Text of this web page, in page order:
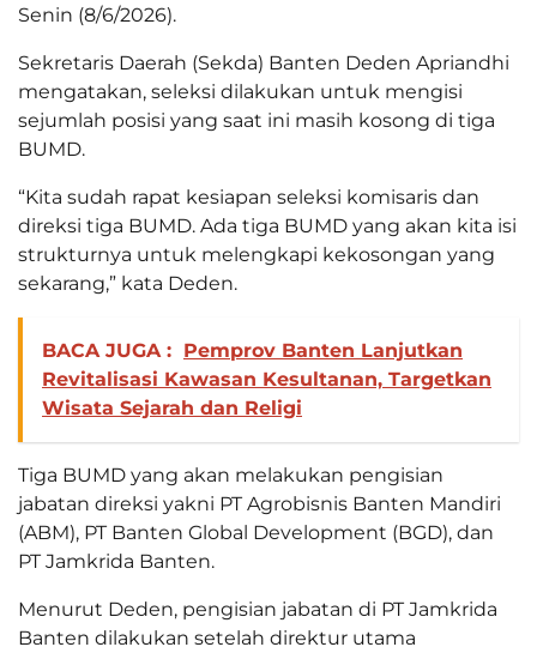
Senin (8/6/2026).
Sekretaris Daerah (Sekda) Banten Deden Apriandhi
mengatakan, seleksi dilakukan untuk mengisi
sejumlah posisi yang saat ini masih kosong di tiga
BUMD.
“Kita sudah rapat kesiapan seleksi komisaris dan
direksi tiga BUMD. Ada tiga BUMD yang akan kita isi
strukturnya untuk melengkapi kekosongan yang
sekarang,” kata Deden.
BACA JUGA : Pemprov Banten Lanjutkan
Revitalisasi Kawasan Kesultanan, Targetkan
Wisata Sejarah dan Religi
Tiga BUMD yang akan melakukan pengisian
jabatan direksi yakni PT Agrobisnis Banten Mandiri
(ABM), PT Banten Global Development (BGD), dan
PT Jamkrida Banten.
Menurut Deden, pengisian jabatan di PT Jamkrida
Banten dilakukan setelah direktur utama